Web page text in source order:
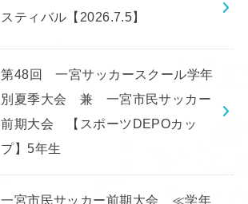
スティバル【2026.7.5】
第48回 一宮サッカースクール学年
別夏季大会 兼 一宮市民サッカー
前期大会 【スポーツDEPOカッ
プ】5年生
一宮市民サッカー前期大会 ≪学年